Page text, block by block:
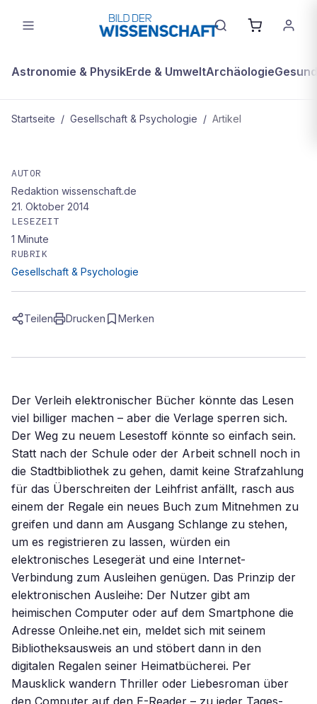
Astronomie & PhysikErde & UmweltArchäologie
Startseite / Gesellschaft & Psychologie / Artikel
Zoff ums E-Book
AUTOR
Redaktion wissenschaft.de
21. Oktober 2014
LESEZEIT
1 Minute
RUBRIK
Gesellschaft & Psychologie
Teilen Drucken Merken
Der Verleih elektronischer Bücher könnte das Lesen
viel billiger machen – aber die Verlage sperren sich.
Der Weg zu neuem Lesestoff könnte so einfach sein.
Statt nach der Schule oder der Arbeit schnell noch in
die Stadtbibliothek zu gehen, damit keine Strafzahlung
für das Überschreiten der Leihfrist anfällt, rasch aus
einem der Regale ein neues Buch zum Mitnehmen zu
greifen und dann am Ausgang Schlange zu stehen,
um es registrieren zu lassen, würden ein
elektronisches Lesegerät und eine Internet-
Verbindung zum Ausleihen genügen. Das Prinzip der
elektronischen Ausleihe: Der Nutzer gibt am
heimischen Computer oder auf dem Smartphone die
Adresse Onleihe.net ein, meldet sich mit seinem
Bibliotheksausweis an und stöbert dann in den
digitalen Regalen seiner Heimatbücherei. Per
Mausklick wandern Thriller oder Liebesroman über
den Computer auf den E-Reader – zu jeder Tages-